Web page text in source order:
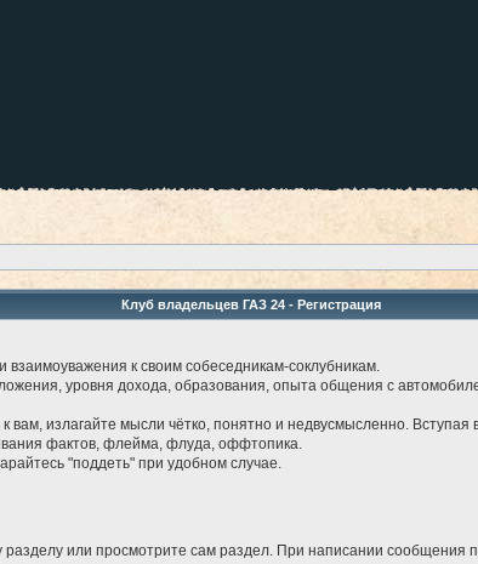
Клуб владельцев ГАЗ 24 - Регистрация
к своим собеседникам-соклубникам.
уровня дохода, образования, опыта общения с
вам, излагайте мысли чётко, понятно и недвусмысленно.
фактов, флейма, флуда, оффтопика.
"поддеть" при удобном случае.
или просмотрите сам раздел. При написании сообщения